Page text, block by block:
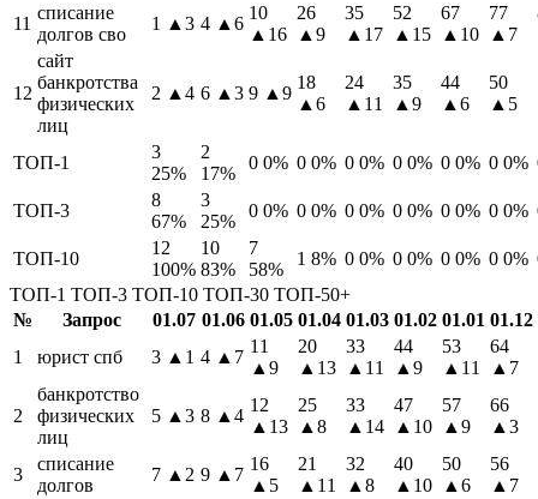
11
списание
долгов сво
1 ▲3 4 ▲6
10
▲16
26
▲9
35
▲17
52
▲15
67
▲10
77
▲7
12
сайт
банкротства
физических
лиц
2 ▲4 6 ▲3 9 ▲9
18
▲6
24
▲11
35
▲9
44
▲6
50
▲5
ТОП-1
3
25%
2
17%
0 0% 0 0% 0 0% 0 0% 0 0% 0 0%
ТОП-3
8
67%
3
25%
0 0% 0 0% 0 0% 0 0% 0 0% 0 0%
ТОП-10
12
100%
10
83%
7
58%
1 8% 0 0% 0 0% 0 0% 0 0%
ТОП-1 ТОП-3 ТОП-10 ТОП-30 ТОП-50+
№
Запрос 01.07 01.06 01.05 01.04 01.03 01.02 01.01 01.12
1
юрист спб 3 ▲1 4 ▲7
11
▲9
20
▲13
33
▲11
44
▲9
53
▲11
64
▲7
2
банкротство
физических
лиц
5 ▲3 8 ▲4
12
▲13
25
▲8
33
▲14
47
▲10
57
▲9
66
▲3
3
списание
долгов
7 ▲2 9 ▲7
16
▲5
21
▲11
32
▲8
40
▲10
50
▲6
56
▲7